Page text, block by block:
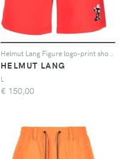
HELMUT LANG
L
€ 150,00